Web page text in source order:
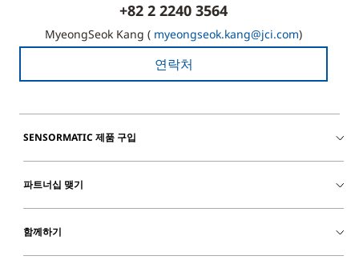
+82 2 2240 3564
MyeongSeok Kang ( myeongseok.kang@jci.com)
연락처
SENSORMATIC 제품 구입
파트너십 맺기
함께하기